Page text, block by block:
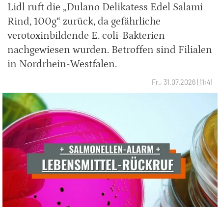
Lidl ruft die „Dulano Delikatess Edel Salami
Rind, 100g“ zurück, da gefährliche
verotoxinbildende E. coli-Bakterien
nachgewiesen wurden. Betroffen sind Filialen
in Nordrhein-Westfalen.
Fr., 31.07.2026 | 11:41